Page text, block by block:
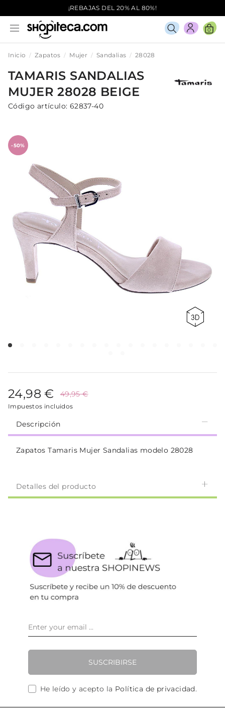
¡REBAJAS DEL 20% AL 80%!
0
Inicio Zapatos Mujer Sandalias 28028
TAMARIS SANDALIAS
MUJER28028 BEIGE
Código artículo: 62837-40
-50%
24,98 € 49,95 €
Impuestos incluidos
Descripción
Zapatos Tamaris Mujer Sandalias modelo 28028
Detalles del producto
SUSCRIBIRSE
He leído y acepto la Política de privacidad.